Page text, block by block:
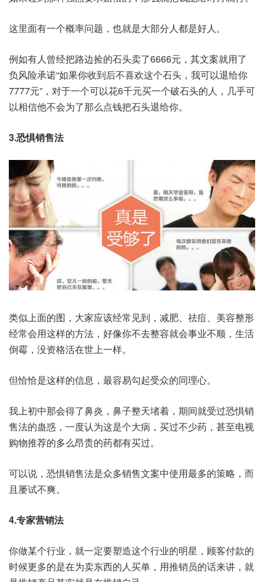
这里面有一个概率问题，也就是大部分人都是好人。
例如有人曾经把路边捡的石头卖了6666元，其文案就用了
负风险承诺“如果你收到后不喜欢这个石头，我可以退给你
7777元”，对于一个可以花6千元买一个破石头的人，几乎可
以相信他不会为了那么点钱把石头退给你。
3.恐惧销售法
类似上面的图，大家应该经常见到，减肥、祛痘、美容整形
经常会用这样的方法，好像你不去整容就会事业不顺，生活
倒霉，没资格活在世上一样。
但恰恰是这样的信息，最容易勾起受众的同理心。
我上初中那会得了鼻炎，鼻子整天堵着，期间就受过恐惧销
售法的蛊惑，一度认为这是个大病，买过不少药，甚至电视
购物推荐的多么昂贵的药都有买过。
可以说，恐惧销售法是众多销售文案中使用最多的策略，而
且屡试不爽。
4.专家营销法
你做某个行业，就一定要塑造这个行业的明星，顾客付款的
时候更多的是在为卖东西的人买单，用推销员的话来讲，就